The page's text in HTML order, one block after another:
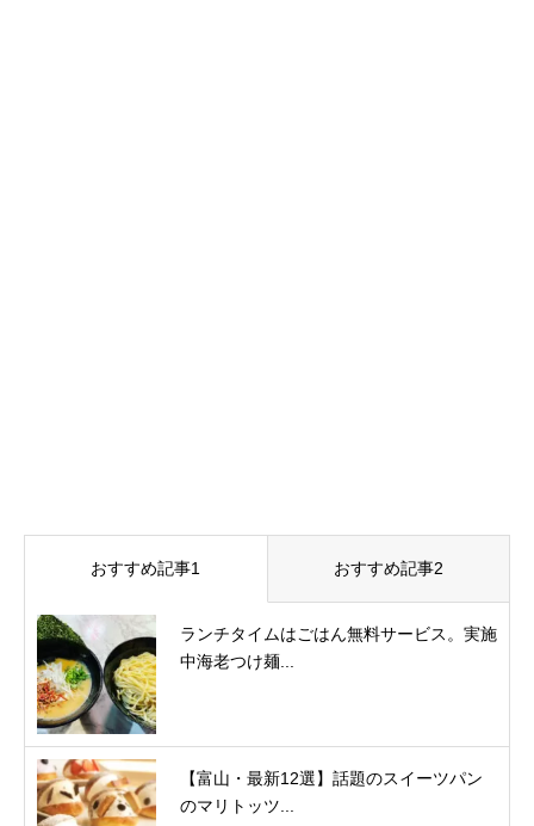
おすすめ記事1 おすすめ記事2
ランチタイムはごはん無料サービス。実施
中海老つけ麺...
【富山・最新12選】話題のスイーツパン
のマリトッツ...